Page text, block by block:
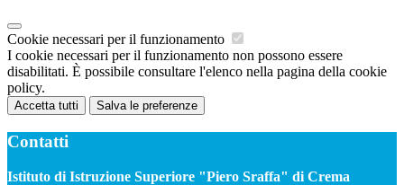
Cookie necessari per il funzionamento
I cookie necessari per il funzionamento non possono essere
disabilitati. È possibile consultare l'elenco nella pagina della cookie
policy.
Accetta tutti Salva le preferenze
Contatti
Istituto di Istruzione Superiore "Piero Sraffa" di Crema